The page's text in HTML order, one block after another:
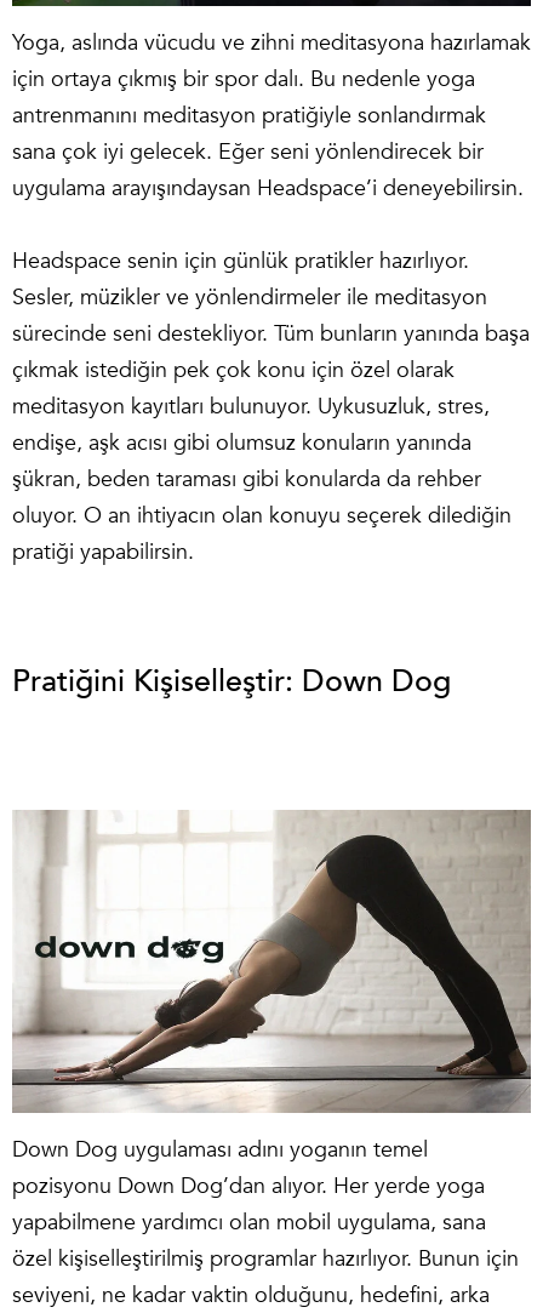
Yoga, aslında vücudu ve zihni meditasyona hazırlamak
için ortaya çıkmış bir spor dalı. Bu nedenle yoga
antrenmanını meditasyon pratiğiyle sonlandırmak
sana çok iyi gelecek. Eğer seni yönlendirecek bir
uygulama arayışındaysan Headspace’i deneyebilirsin.
Headspace senin için günlük pratikler hazırlıyor.
Sesler, müzikler ve yönlendirmeler ile meditasyon
sürecinde seni destekliyor. Tüm bunların yanında başa
çıkmak istediğin pek çok konu için özel olarak
meditasyon kayıtları bulunuyor. Uykusuzluk, stres,
endişe, aşk acısı gibi olumsuz konuların yanında
şükran, beden taraması gibi konularda da rehber
oluyor. O an ihtiyacın olan konuyu seçerek dilediğin
pratiği yapabilirsin.
Pratiğini Kişiselleştir: Down Dog
Down Dog uygulaması adını yoganın temel
pozisyonu Down Dog’dan alıyor. Her yerde yoga
yapabilmene yardımcı olan mobil uygulama, sana
özel kişiselleştirilmiş programlar hazırlıyor. Bunun için
seviyeni, ne kadar vaktin olduğunu, hedefini, arka